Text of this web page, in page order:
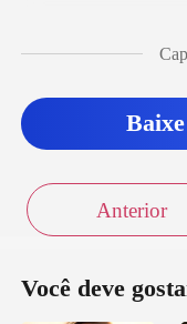
Anterior
Você deve